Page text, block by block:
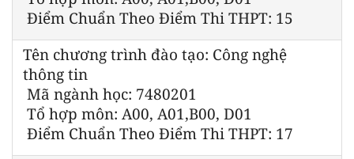
Điểm Chuẩn Theo Điểm Thi THPT: 15
Tên chương trình đào tạo: Công nghệ
thông tin
Mã ngành học: 7480201
Tổ hợp môn: A00, A01,B00, D01
Điểm Chuẩn Theo Điểm Thi THPT: 17